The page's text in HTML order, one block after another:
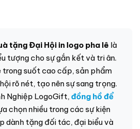
tặng Đại Hội in logo pha lê là
tượng cho sự gắn kết và tri ân.
trong suốt cao cấp, sản phẩm
rõ nét, tạo nên sự sang trọng.
Nghiệp LogoGift, đồng hồ để
chọn nhiều trong các sự kiện
dành tặng đối tác, đại biểu và